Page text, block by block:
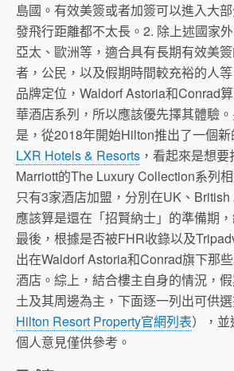
島國。有效美簽或者加簽可以進入大
發飛行距離都不太長。2. 除上述國家
亞太、歐洲等，適合具有長期有效美
者，公民，以及假期時間較充裕的人
品牌定位，Waldorf Astoria和Conrad
華酒店系列，所以應該優先擇其體驗
是，從2018年開始Hilton推出了一個
LXR Hotels & Resorts ，看起來是想
Marriott的The Luxury Collection系列
只有3家酒店加盟，分別在UK、British
應該算是還在「招賢納士」的準備期
最後，根據是否被FHR收錄以及
出在Waldorf Astoria和Conrad旗下那
酒店。綜上，結合樓主自身的情況，
土及其周邊為主，下面逐一列出可供
Hilton Resort Property官網列表），並
個人意見僅供參考。